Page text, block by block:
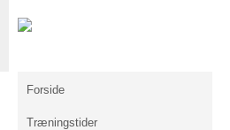
Forside
Træningstider